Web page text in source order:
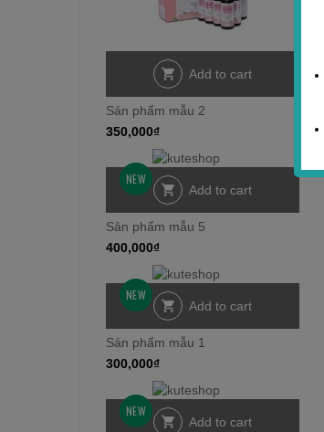
Add to cart
Sản phẩm mẫu 2
350,000₫
NEW
Add to cart
Sản phẩm mẫu 5
400,000₫
NEW
Add to cart
Sản phẩm mẫu 1
300,000₫
NEW
Add to cart